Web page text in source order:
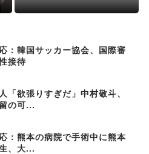
：韓国サッカー協会、国際審
接待
「欲張りすぎだ」中村敬斗、
の可...
：熊本の病院で手術中に熊本
、大...